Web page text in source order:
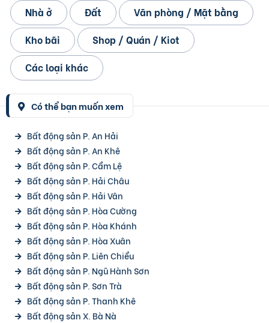
Nhà ở Đất
Văn phòng / Mặt bằng
Kho bãi
Shop / Quán / Kiot
Các loại khác
Có thể bạn muốn xem
Bất động sản P. An Hải
Bất động sản P. An Khê
Bất động sản P. Cẩm Lệ
Bất động sản P. Hải Châu
Bất động sản P. Hải Vân
Bất động sản P. Hòa Cường
Bất động sản P. Hòa Khánh
Bất động sản P. Hòa Xuân
Bất động sản P. Liên Chiểu
Bất động sản P. Ngũ Hành Sơn
Bất động sản P. Sơn Trà
Bất động sản P. Thanh Khê
Bất động sản X. Bà Nà